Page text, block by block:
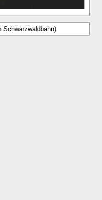
Schwarzwaldbahn)